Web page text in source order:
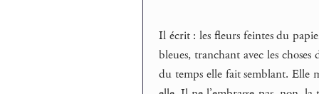
Il écrit : les fleurs feintes du
bleues, tranchant avec les
du temps elle fait semblant. Elle